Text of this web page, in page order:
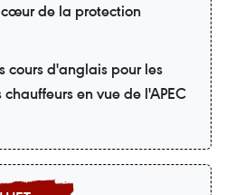
de la protection
cours d'anglais pour les
en vue de l'APEC